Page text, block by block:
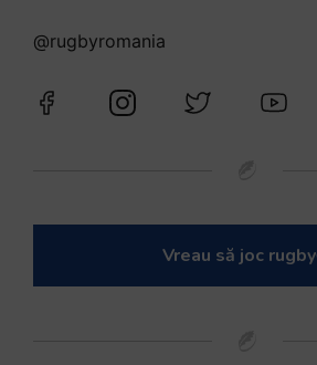
@rugbyromania
Vreau să joc rugby